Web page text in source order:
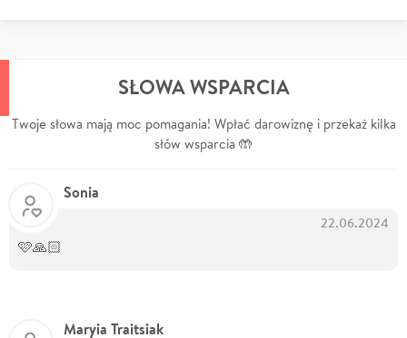
SŁOWA WSPARCIA
Twoje słowa mają moc pomagania! Wpłać darowiznę i przekaż kilka
słów wsparcia 🤲
Sonia
22.06.2024
🩷🙏🏻
Maryia Traitsiak